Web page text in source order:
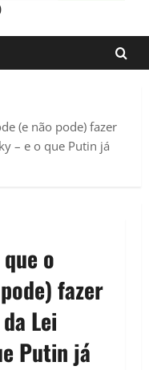
(e não pode) fazer
– e o que Putin já
o
fazer
Lei
Putin já